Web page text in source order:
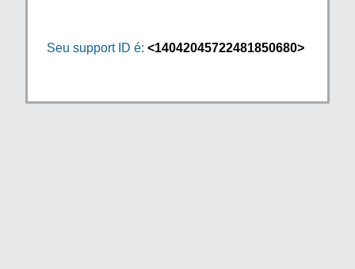
Seu support ID é: <14042045722481850680>